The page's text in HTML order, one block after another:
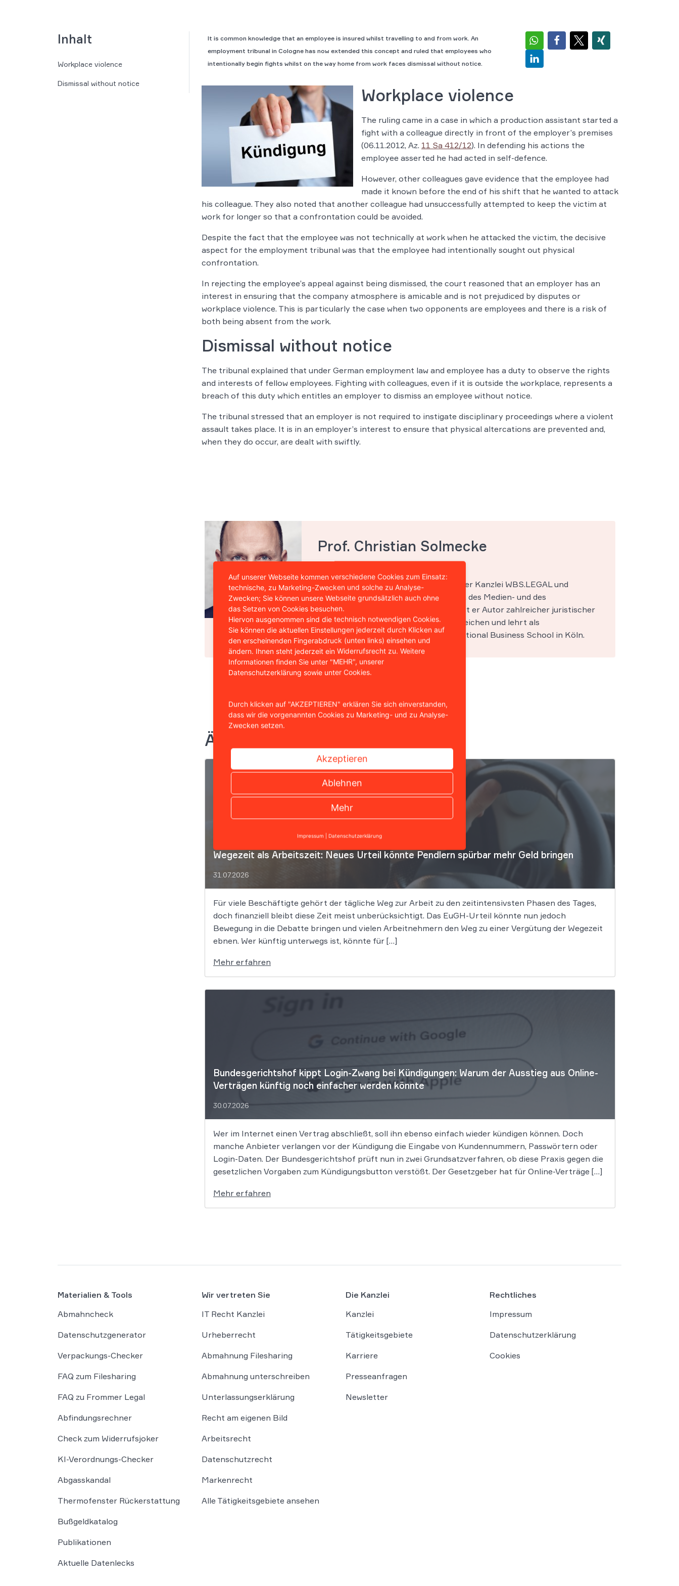
Inhalt
Workplace violence
Dismissal without notice
It is common knowledge that an employee is insured whilst travelling to and from work. An
employment tribunal in Cologne has now extended this concept and ruled that employees who
intentionally begin fights whilst on the way home from work faces dismissal without notice.
Workplace violence
The ruling came in a case in which a production assistant started a
fight with a colleague directly in front of the employer’s premises
(06.11.2012, Az. 11 Sa 412/12). In defending his actions the
employee asserted he had acted in self-defence.
However, other colleagues gave evidence that the employee had
made it known before the end of his shift that he wanted to attack
his colleague. They also noted that another colleague had unsuccessfully attempted to keep the victim at
work for longer so that a confrontation could be avoided.
Despite the fact that the employee was not technically at work when he attacked the victim, the decisive
aspect for the employment tribunal was that the employee had intentionally sought out physical
confrontation.
In rejecting the employee’s appeal against being dismissed, the court reasoned that an employer has an
interest in ensuring that the company atmosphere is amicable and is not prejudiced by disputes or
workplace violence. This is particularly the case when two opponents are employees and there is a risk of
both being absent from the work.
Dismissal without notice
The tribunal explained that under German employment law and employee has a duty to observe the rights
and interests of fellow employees. Fighting with colleagues, even if it is outside the workplace, represents a
breach of this duty which entitles an employer to dismiss an employee without notice.
The tribunal stressed that an employer is not required to instigate disciplinary proceedings where a violent
assault takes place. It is in an employer’s interest to ensure that physical altercations are prevented and,
when they do occur, are dealt with swiftly.
Prof. Christian Solmecke
Autor & Partner WBS.LEGAL
Prof. Christian Solmecke ist Partner der Kanzlei WBS.LEGAL und
insbesondere in den Bereichen des IT-, des Medien- und des
Internetrechts tätig. Darüber hinaus ist er Autor zahlreicher juristischer
Fachveröffentlichungen in diesen Bereichen und lehrt als
Honorarprofessor an der CBS International Business School in Köln.
Ähnliche Artikel
Wegezeit als Arbeitszeit: Neues Urteil könnte Pendlern spürbar mehr Geld bringen
31.07.2026
Für viele Beschäftigte gehört der tägliche Weg zur Arbeit zu den zeitintensivsten Phasen des Tages,
doch finanziell bleibt diese Zeit meist unberücksichtigt. Das EuGH-Urteil könnte nun jedoch
Bewegung in die Debatte bringen und vielen Arbeitnehmern den Weg zu einer Vergütung der Wegezeit
ebnen. Wer künftig unterwegs ist, könnte für […]
Mehr erfahren
Bundesgerichtshof kippt Login-Zwang bei Kündigungen: Warum der Ausstieg aus Online-
Verträgen künftig noch einfacher werden könnte
30.07.2026
Wer im Internet einen Vertrag abschließt, soll ihn ebenso einfach wieder kündigen können. Doch
manche Anbieter verlangen vor der Kündigung die Eingabe von Kundennummern, Passwörtern oder
Login-Daten. Der Bundesgerichtshof prüft nun in zwei Grundsatzverfahren, ob diese Praxis gegen die
gesetzlichen Vorgaben zum Kündigungsbutton verstößt. Der Gesetzgeber hat für Online-Verträge […]
Mehr erfahren
Materialien & Tools
Abmahncheck
Datenschutzgenerator
Verpackungs-Checker
FAQ zum Filesharing
FAQ zu Frommer Legal
Abfindungsrechner
Check zum Widerrufsjoker
KI-Verordnungs-Checker
Abgasskandal
Thermofenster Rückerstattung
Bußgeldkatalog
Publikationen
Aktuelle Datenlecks
Wir vertreten Sie
IT Recht Kanzlei
Urheberrecht
Abmahnung Filesharing
Abmahnung unterschreiben
Unterlassungserklärung
Recht am eigenen Bild
Arbeitsrecht
Datenschutzrecht
Markenrecht
Alle Tätigkeitsgebiete ansehen
Die Kanzlei
Kanzlei
Tätigkeitsgebiete
Karriere
Presseanfragen
Newsletter
Rechtliches
Impressum
Datenschutzerklärung
Cookies
Auf unserer Webseite kommen verschiedene Cookies zum Einsatz:
technische, zu Marketing-Zwecken und solche zu Analyse-
Zwecken; Sie können unsere Webseite grundsätzlich auch ohne
das Setzen von Cookies besuchen.
Hiervon ausgenommen sind die technisch notwendigen Cookies.
Sie können die aktuellen Einstellungen jederzeit durch Klicken auf
den erscheinenden Fingerabdruck (unten links) einsehen und
ändern. Ihnen steht jederzeit ein Widerrufsrecht zu. Weitere
Informationen finden Sie unter "MEHR", unserer
Datenschutzerklärung sowie unter Cookies.
Durch klicken auf "AKZEPTIEREN" erklären Sie sich einverstanden,
dass wir die vorgenannten Cookies zu Marketing- und zu Analyse-
Zwecken setzen.
Akzeptieren
Ablehnen
Mehr
Impressum | Datenschutzerklärung